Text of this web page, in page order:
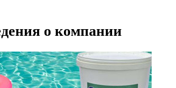
о компании